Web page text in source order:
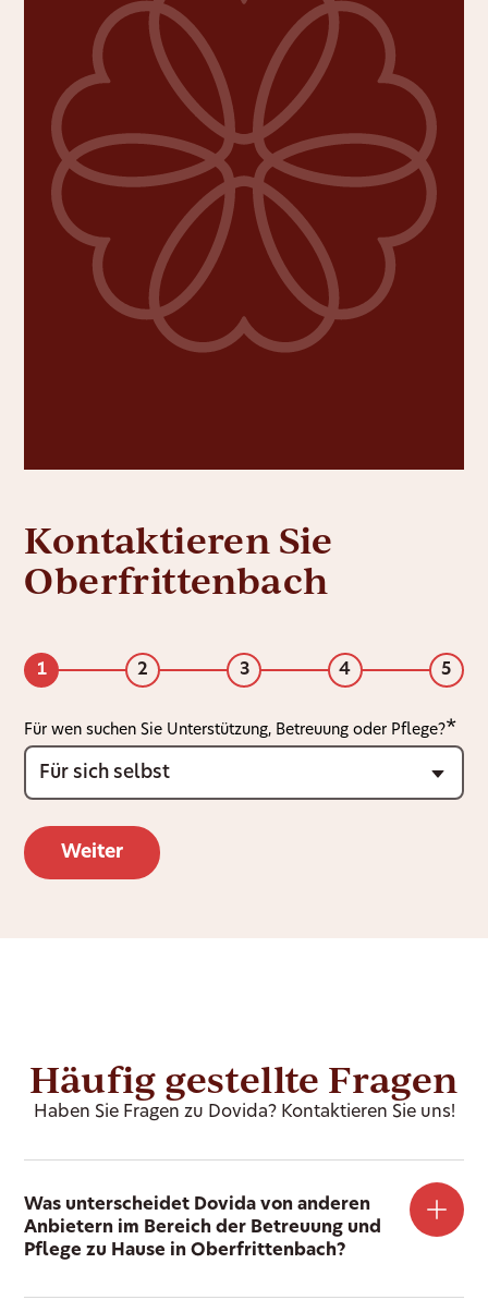
Kontaktieren Sie
Oberfrittenbach
1 2 3 4 5
Für wen suchen Sie Unterstützung, Betreuung oder Pflege?
Häufig gestellte Fragen
Haben Sie Fragen zu Dovida? Kontaktieren Sie uns!
Was unterscheidet Dovida von anderen
Anbietern im Bereich der Betreuung und
Pflege zu Hause in Oberfrittenbach?